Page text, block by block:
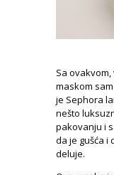
Sa
maskom
je Sephora
nešto
pakovanju i
da je gušća i
deluje.